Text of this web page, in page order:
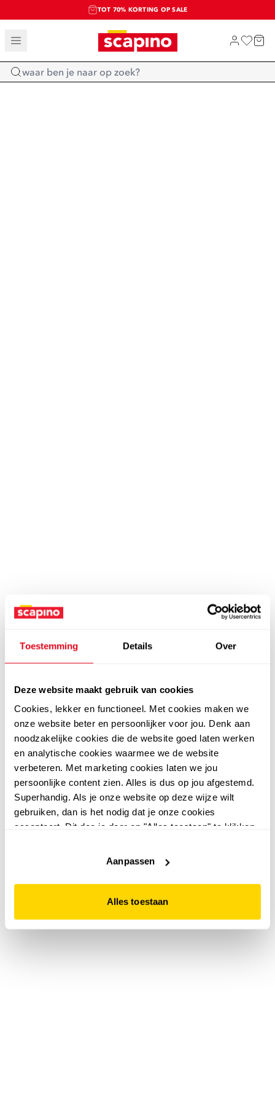
Toestemming Details Over
Deze website maakt gebruik van cookies
Cookies, lekker en functioneel. Met cookies maken we
onze website beter en persoonlijker voor jou. Denk aan
noodzakelijke cookies die de website goed laten werken
en analytische cookies waarmee we de website
verbeteren. Met marketing cookies laten we jou
persoonlijke content zien. Alles is dus op jou afgestemd.
Superhandig. Als je onze website op deze wijze wilt
gebruiken, dan is het nodig dat je onze cookies
accepteert. Dit doe je door op "Alles toestaan" te klikken.
website niet optimaal functioneert.
Aanpassen
Alles toestaan
TOT 70% KORTING OP SALE
SALE: LAATSTE KANS!
SHOP NIEUW
Home